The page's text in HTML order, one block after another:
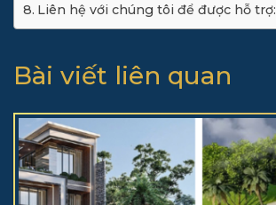
Liên hệ với chúng tôi để được hỗ trợ:
Bài viết liên quan